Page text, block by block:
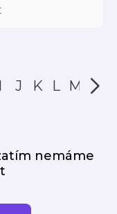
I J K L M N
nemáme